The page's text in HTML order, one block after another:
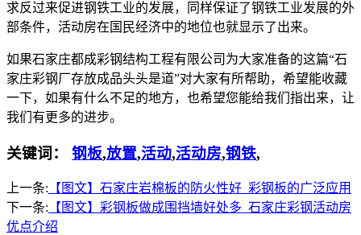
求反过来促进钢铁工业的发展，同样保证了钢铁工业发展的外
部条件，活动房在国民经济中的地位也就显示了出来。
如果石家庄都成彩钢结构工程有限公司为大家准备的这篇“石
家庄彩钢厂存放成品头头是道”对大家有所帮助，希望能收藏
一下，如果有什么不足的地方，也希望您能给我们指出来，让
我们有更多的进步。
关键词： 钢板,放置,活动,活动房,钢铁,
上一条: 【图文】石家庄岩棉板的防火性好_彩钢板的广泛应用
下一条: 【图文】彩钢板做成围挡墙好处多_石家庄彩钢活动房
优点介绍